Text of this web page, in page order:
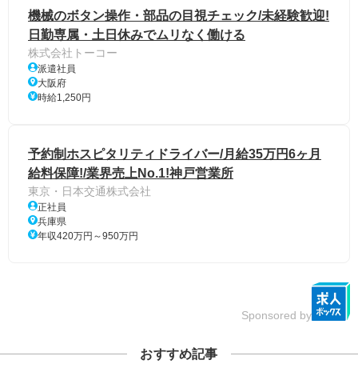
機械のボタン操作・部品の目視チェック/未経験歓迎!
日勤専属・土日休みでムリなく働ける
株式会社トーコー
派遣社員
大阪府
時給1,250円
予約制ホスピタリティドライバー/月給35万円6ヶ月
給料保障!/業界売上No.1!神戸営業所
東京・日本交通株式会社
正社員
兵庫県
年収420万円～950万円
Sponsored by
おすすめ記事